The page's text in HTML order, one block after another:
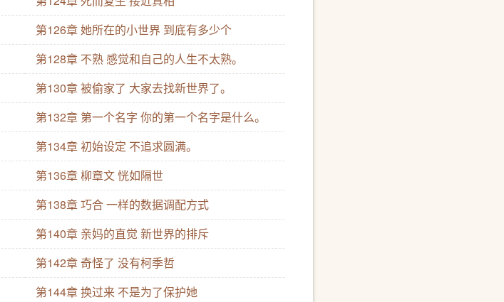
第126章 她所在的小世界 到底有多少个
第128章 不熟 感觉和自己的人生不太熟。
第130章 被偷家了 大家去找新世界了。
第132章 第一个名字 你的第一个名字是什么。
第134章 初始设定 不追求圆满。
第136章 柳章文 恍如隔世
第138章 巧合 一样的数据调配方式
第140章 亲妈的直觉 新世界的排斥
第142章 奇怪了 没有柯季哲
第144章 换过来 不是为了保护她